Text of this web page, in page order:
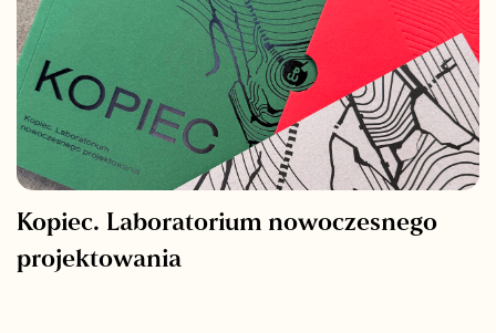
Kopiec. Laboratorium nowoczesnego
projektowania